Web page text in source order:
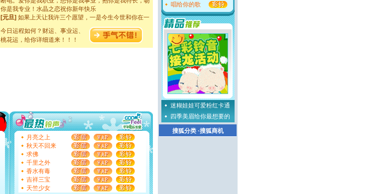
你是我专业！水晶之恋祝你新年快乐
[元旦]如果上天让我许三个愿望，一是今生今世和你在一
起；二是再生再世和你在一起；三是三生三世和你不再分
离。水晶之恋祝你新年快乐
[元旦]当我狠下心扭头离去那一刻，你在我身后无助地哭
泣，这痛楚让我明白我多么爱你。我转身抱住你：这猪不
[圣诞节]圣诞节到了，想想没什么送给你的，又不打算给
你太多，只有给你五千万：千万快乐！千万要健康！千万
要平安！千万要知足！千万不要忘记我！
[圣诞节]不只这样的日子才会想起你,而是这样的日子才
能正大光明地骚扰你,告诉你,圣诞要快乐!新年要快乐!天天
都要快乐噢!
[圣诞节]奉上一颗祝福的心,在这个特别的日子里,愿幸福,
如意,快乐,鲜花,一切美好的祝愿与你同在.圣诞快乐!
[元旦]
看到你我会触电；看不到你我要充电；没有你我会
断电。爱你是我职业，想你是我事业，抱你是我特长，吻
今日运程如何？财运、事业运、
桃花运，给你详细道来！！！
月亮之上
秋天不回来
求佛
千里之外
香水有毒
吉祥三宝
天竺少女
唱给你的歌
迷糊娃娃可爱粉红卡通
四季美眉给你最想要的
搜狐分类·搜狐商机